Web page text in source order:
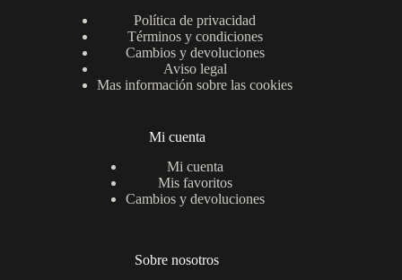
Política de privacidad
Términos y condiciones
Cambios y devoluciones
Aviso legal
Mas información sobre las cookies
Mi cuenta
Mi cuenta
Mis favoritos
Cambios y devoluciones
Sobre nosotros